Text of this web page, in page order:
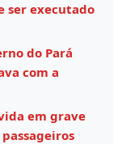
ser executado
do Pará
com a
em grave